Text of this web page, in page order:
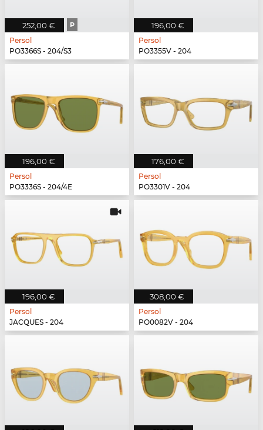
252,00 € P
Persol
PO3366S - 204/S3
196,00 €
Persol
PO3355V - 204
196,00 €
Persol
PO3336S - 204/4E
176,00 €
Persol
PO3301V - 204
196,00 €
Persol
JACQUES - 204
308,00 €
Persol
PO0082V - 204